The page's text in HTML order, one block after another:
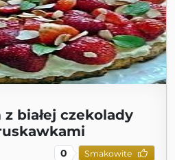
białej czekolady
0 Smakowite